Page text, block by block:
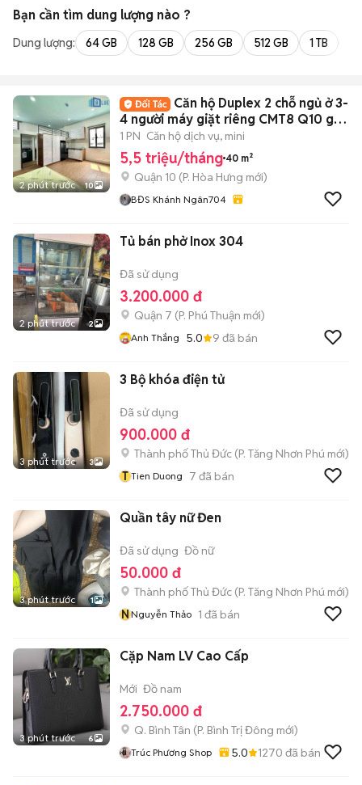
Bạn cần tìm dung lượng nào ?
Dung lượng: 64 GB 128 GB 256 GB 512 GB 1 TB
2 phút trước 10
Căn hộ Duplex 2 chỗ ngủ ở 3-
4 người máy giặt riêng CMT8 Q10 gần
UEH
1 PN Căn hộ dịch vụ, mini
5,5 triệu/tháng 40 m²
Quận 10 (P. Hòa Hưng mới)
BĐS Khánh Ngân704
2 phút trước 2
Tủ bán phở Inox 304
Đã sử dụng
3.200.000 đ
Quận 7 (P. Phú Thuận mới)
Anh Thắng 5.0 9 đã bán
3 phút trước 3
3 Bộ khóa điện tử
Đã sử dụng
900.000 đ
Thành phố Thủ Đức (P. Tăng Nhơn Phú mới)
T Tien Duong 7 đã bán
3 phút trước 1
Quần tây nữ Đen
Đã sử dụng Đồ nữ
50.000 đ
Thành phố Thủ Đức (P. Tăng Nhơn Phú mới)
NNguyễn Thảo 1 đã bán
3 phút trước 6
Cặp Nam LV Cao Cấp
Mới Đồ nam
2.750.000 đ
Q. Bình Tân (P. Bình Trị Đông mới)
Trúc Phương Shop 5.0 1270 đã bán